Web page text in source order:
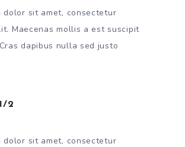
dolor sit amet, consectetur
Maecenas mollis a est suscipit
dapibus nulla sed justo
2
dolor sit amet, consectetur